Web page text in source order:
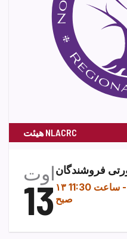
هیئت NLACRC
اوت
13
فروشندگان
-
ساعت 11:30
صبح